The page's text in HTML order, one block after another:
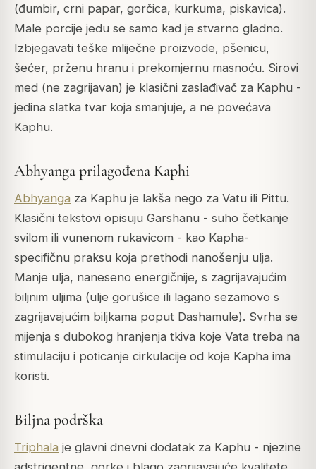
(đumbir, crni papar, gorčica, kurkuma, piskavica).
Male porcije jedu se samo kad je stvarno gladno.
Izbjegavati teške mliječne proizvode, pšenicu,
šećer, prženu hranu i prekomjernu masnoću. Sirovi
med (ne zagrijavan) je klasični zaslađivač za Kaphu -
jedina slatka tvar koja smanjuje, a ne povećava
Kaphu.
Abhyanga prilagođena Kaphi
Abhyanga za Kaphu je lakša nego za Vatu ili Pittu.
Klasični tekstovi opisuju Garshanu - suho četkanje
svilom ili vunenom rukavicom - kao Kapha-
specifičnu praksu koja prethodi nanošenju ulja.
Manje ulja, naneseno energičnije, s zagrijavajućim
biljnim uljima (ulje gorušice ili lagano sezamovo s
zagrijavajućim biljkama poput Dashamule). Svrha se
mijenja s dubokog hranjenja tkiva koje Vata treba na
stimulaciju i poticanje cirkulacije od koje Kapha ima
koristi.
Biljna podrška
Triphala je glavni dnevni dodatak za Kaphu - njezine